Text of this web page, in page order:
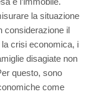
la situazione
considerazione il
crisi economica, i
disagiate non
questo, sono
come